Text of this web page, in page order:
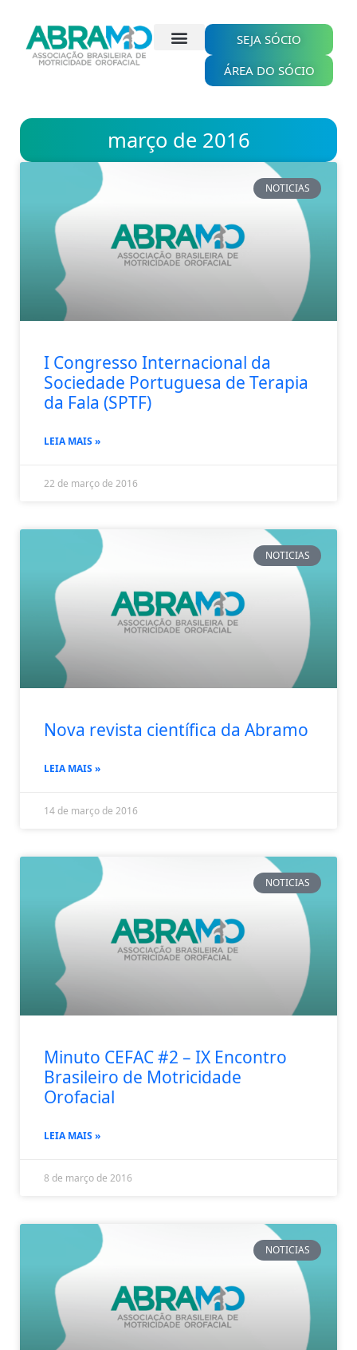
conteúdo
SEJA SÓCIO
ÁREA DO SÓCIO
março de 2016
NOTICIAS
I Congresso Internacional da
Sociedade Portuguesa de Terapia
da Fala (SPTF)
LEIA MAIS »
22 de março de 2016
NOTICIAS
Nova revista científica da Abramo
LEIA MAIS »
14 de março de 2016
NOTICIAS
Minuto CEFAC #2 – IX Encontro
Brasileiro de Motricidade
Orofacial
LEIA MAIS »
8 de março de 2016
NOTICIAS